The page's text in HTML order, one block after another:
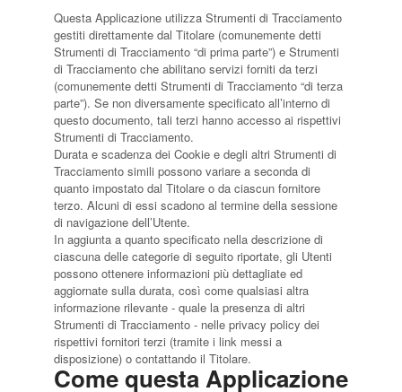
Questa Applicazione utilizza Strumenti di Tracciamento
gestiti direttamente dal Titolare (comunemente detti
Strumenti di Tracciamento “di prima parte”) e Strumenti
di Tracciamento che abilitano servizi forniti da terzi
(comunemente detti Strumenti di Tracciamento “di terza
parte”). Se non diversamente specificato all’interno di
questo documento, tali terzi hanno accesso ai rispettivi
Strumenti di Tracciamento.
Durata e scadenza dei Cookie e degli altri Strumenti di
Tracciamento simili possono variare a seconda di
quanto impostato dal Titolare o da ciascun fornitore
terzo. Alcuni di essi scadono al termine della sessione
di navigazione dell’Utente.
In aggiunta a quanto specificato nella descrizione di
ciascuna delle categorie di seguito riportate, gli Utenti
possono ottenere informazioni più dettagliate ed
aggiornate sulla durata, così come qualsiasi altra
informazione rilevante - quale la presenza di altri
Strumenti di Tracciamento - nelle privacy policy dei
rispettivi fornitori terzi (tramite i link messi a
disposizione) o contattando il Titolare.
Come questa Applicazione